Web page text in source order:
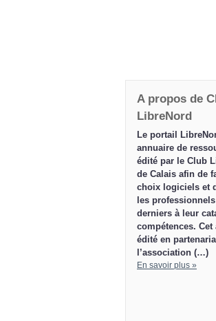
A propos de
LibreNord
Le portail
annuaire de
édité par le Club
de Calais afin de
choix logiciels et
les
derniers à leur
compétences. Cet
édité en
l’association (…)
En savoir plus »